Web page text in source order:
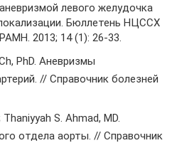
левого желудочка
Бюллетень НЦССХ
2013; 14 (1): 26-33.
PhD. Аневризмы
// Справочник болезней
S. Ahmad, MD.
отдела аорты. // Справочник